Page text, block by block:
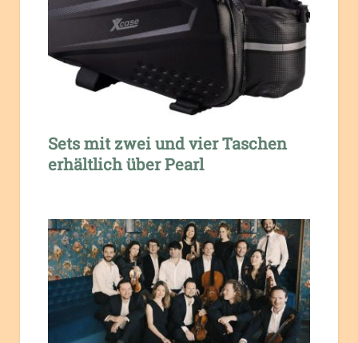
Sets mit zwei und vier Taschen
erhältlich über Pearl